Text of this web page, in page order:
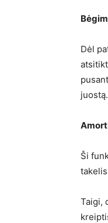
Dėl
juostą.
Ši
Taigi,